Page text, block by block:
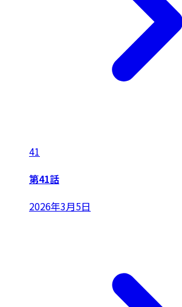
41
第41話
2026年3月5日